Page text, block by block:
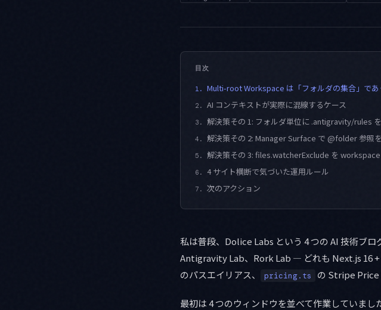
目次
1. Multi-root Workspace は「フォルダの集合」で
2. AI コンテキストが実際に混線するケース
3. 解決策その 1: フォルダ単位に .antigravity/rules
4. 解決策その 2: Manager Surface で @folder 参照
5. 解決策その 3: files.watcherExclude を workspace
6. 4 サイト横断で気づいた運用ルール
7. 次のアクション
私は普段、Dolice Labs という 4 つの AI 技術ブ
Antigravity Lab、Rork Lab — どれも Next.js 16 +
のパスエイリアス、 pricing.ts の Stripe Price
最初は 4 つのウィンドウを並べて作業していま